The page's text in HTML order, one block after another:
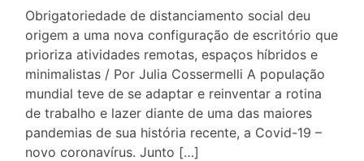
Obrigatoriedade de distanciamento social deu
origem a uma nova configuração de escritório que
prioriza atividades remotas, espaços híbridos e
minimalistas / Por Julia Cossermelli A população
mundial teve de se adaptar e reinventar a rotina
de trabalho e lazer diante de uma das maiores
pandemias de sua história recente, a Covid-19 –
novo coronavírus. Junto […]